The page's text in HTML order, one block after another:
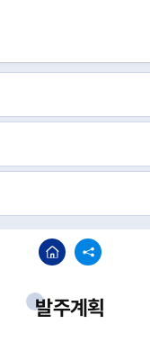
발주계획